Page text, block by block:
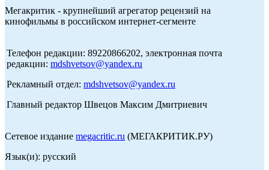
Мегакритик - крупнейший агрегатор рецензий на
кинофильмы в российском интернет-сегменте
Телефон редакции: 89220866202, электронная почта
редакции: mdshvetsov@yandex.ru
Рекламный отдел: mdshvetsov@yandex.ru
Главный редактор Швецов Максим Дмитриевич
Сетевое издание megacritic.ru (МЕГАКРИТИК.РУ)
Язык(и): русский